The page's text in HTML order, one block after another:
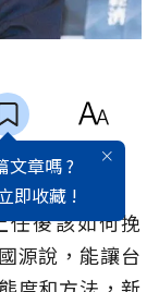
文章嗎 ?
即收藏 !
任後該如何挽
源說，能讓台